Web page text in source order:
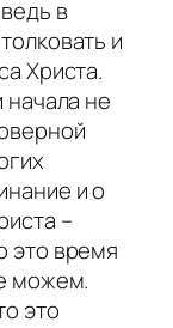
в
и
Христа.
не
и о
–
это время
можем.
это